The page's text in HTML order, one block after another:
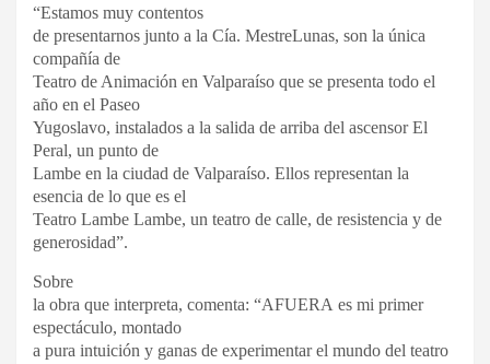
“Estamos muy contentos
de presentarnos junto a la Cía. MestreLunas, son la única
compañía de
Teatro de Animación en Valparaíso que se presenta todo el
año en el Paseo
Yugoslavo, instalados a la salida de arriba del ascensor El
Peral, un punto de
Lambe en la ciudad de Valparaíso. Ellos representan la
esencia de lo que es el
Teatro Lambe Lambe, un teatro de calle, de resistencia y de
generosidad”.
Sobre
la obra que interpreta, comenta: “AFUERA es mi primer
espectáculo, montado
a pura intuición y ganas de experimentar el mundo del teatro